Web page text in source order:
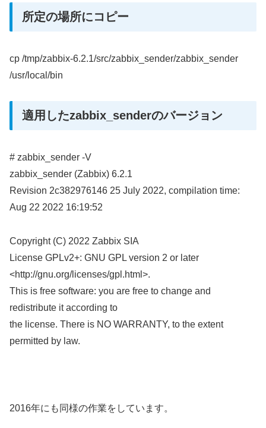
所定の場所にコピー
cp /tmp/zabbix-6.2.1/src/zabbix_sender/zabbix_sender
/usr/local/bin
適用したzabbix_senderのバージョン
# zabbix_sender -V
zabbix_sender (Zabbix) 6.2.1
Revision 2c382976146 25 July 2022, compilation time:
Aug 22 2022 16:19:52
Copyright (C) 2022 Zabbix SIA
License GPLv2+: GNU GPL version 2 or later
<http://gnu.org/licenses/gpl.html>.
This is free software: you are free to change and
redistribute it according to
the license. There is NO WARRANTY, to the extent
permitted by law.
2016年にも同様の作業をしています。